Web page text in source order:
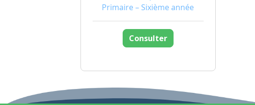
Primaire – Sixième année
Consulter